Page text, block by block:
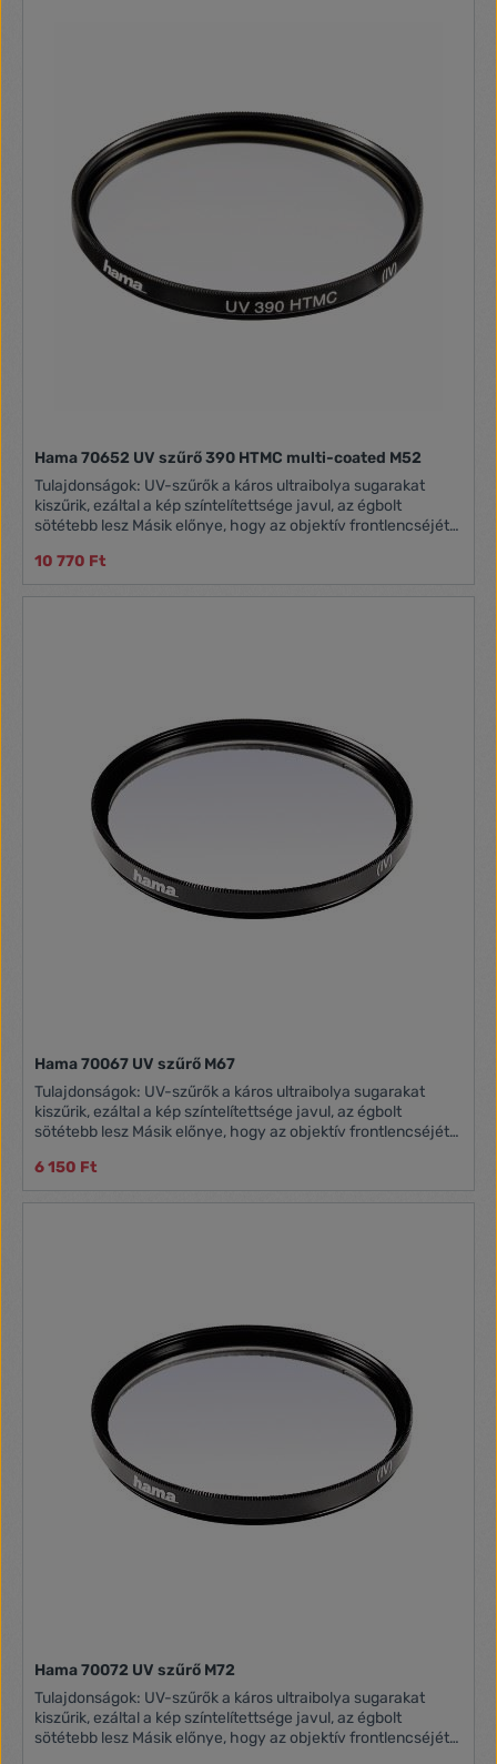
Hama 70652 UV szűrő 390 HTMC multi-coated M52
Tulajdonságok: UV-szűrők a káros ultraibolya sugarakat
kiszűrik, ezáltal a kép színtelítettsége javul, az égbolt
sötétebb lesz Másik előnye, hogy az objektív frontlencséjét
mm-es vékonyság Méret: 52mm
10 770 Ft
Hama 70067 UV szűrő M67
Tulajdonságok: UV-szűrők a káros ultraibolya sugarakat
kiszűrik, ezáltal a kép színtelítettsége javul, az égbolt
sötétebb lesz Másik előnye, hogy az objektív frontlencséjét
vékonyságú optikai üveg Méret: 67mm
6 150 Ft
Hama 70072 UV szűrő M72
Tulajdonságok: UV-szűrők a káros ultraibolya sugarakat
kiszűrik, ezáltal a kép színtelítettsége javul, az égbolt
sötétebb lesz Másik előnye, hogy az objektív frontlencséjét